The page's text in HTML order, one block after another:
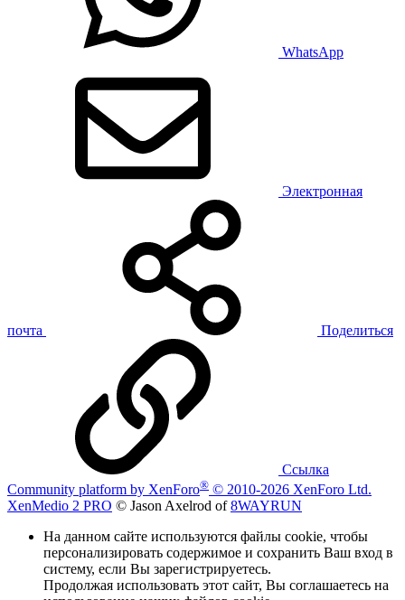
WhatsApp
Электронная
почта Поделиться
Ссылка
Community platform by XenForo® © 2010-2026 XenForo Ltd.
XenMedio 2 PRO © Jason Axelrod of8WAYRUN
На данном сайте используются файлы cookie, чтобы
персонализировать содержимое и сохранить Ваш вход в
систему, если Вы зарегистрируетесь.
Продолжая использовать этот сайт, Вы соглашаетесь на